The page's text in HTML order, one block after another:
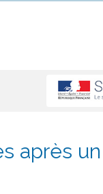
après